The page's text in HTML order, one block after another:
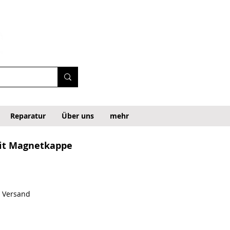
Reparatur Über uns mehr
Magnetkappe
Versand